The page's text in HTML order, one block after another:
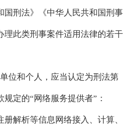
国刑法》《中华人民共和国刑事
理此类刑事案件适用法律的若干
位和个人，应当认定为刑法第
定的“网络服务提供者”：
册解析等信息网络接入、计算、